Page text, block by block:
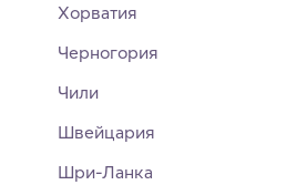
Хорватия
Черногория
Чили
Швейцария
Шри-Ланка